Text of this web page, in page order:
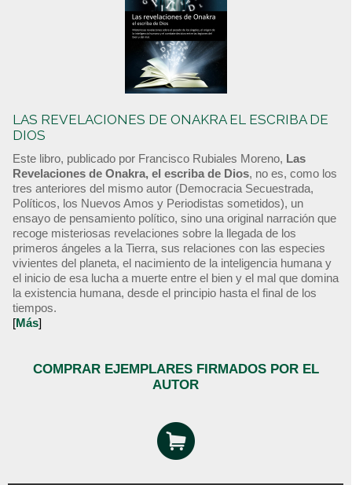
LAS REVELACIONES DE ONAKRA EL ESCRIBA DE
DIOS
Este libro, publicado por Francisco Rubiales Moreno, Las
Revelaciones de Onakra, el escriba de Dios, no es, como los
tres anteriores del mismo autor (Democracia Secuestrada,
Políticos, los Nuevos Amos y Periodistas sometidos), un
ensayo de pensamiento político, sino una original narración que
recoge misteriosas revelaciones sobre la llegada de los
primeros ángeles a la Tierra, sus relaciones con las especies
vivientes del planeta, el nacimiento de la inteligencia humana y
el inicio de esa lucha a muerte entre el bien y el mal que domina
la existencia humana, desde el principio hasta el final de los
tiempos.
[Más]
COMPRAR EJEMPLARES FIRMADOS POR EL
AUTOR